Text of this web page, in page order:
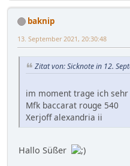
baknip
13. September 2021, 20:30:48
Zitat von: Sicknote in 12.
im moment trage ich sehr
Mfk baccarat rouge 540
Xerjoff alexandria ii
Hallo Süßer